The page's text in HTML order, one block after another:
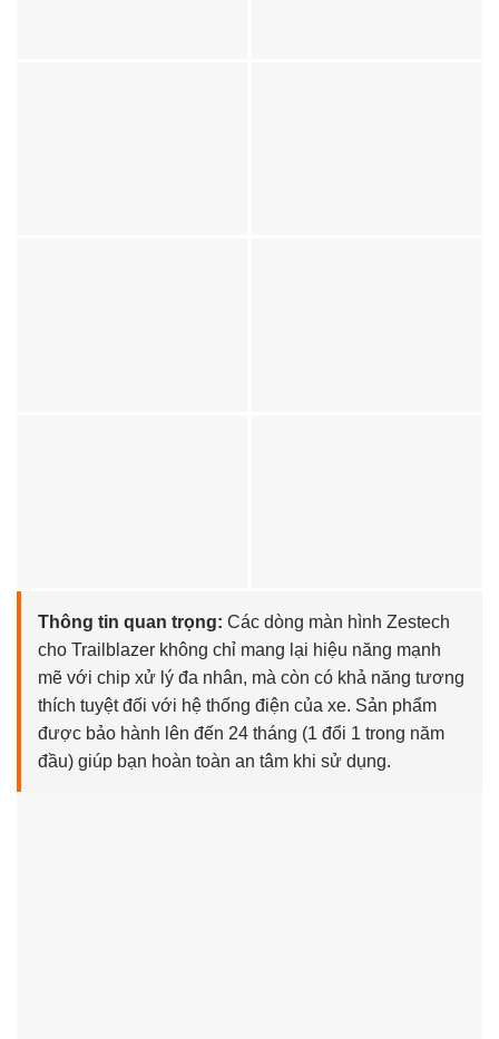
Thông tin quan trọng: Các dòng màn hình Zestech
cho Trailblazer không chỉ mang lại hiệu năng mạnh
mẽ với chip xử lý đa nhân, mà còn có khả năng tương
thích tuyệt đối với hệ thống điện của xe. Sản phẩm
được bảo hành lên đến 24 tháng (1 đổi 1 trong năm
đầu) giúp bạn hoàn toàn an tâm khi sử dụng.